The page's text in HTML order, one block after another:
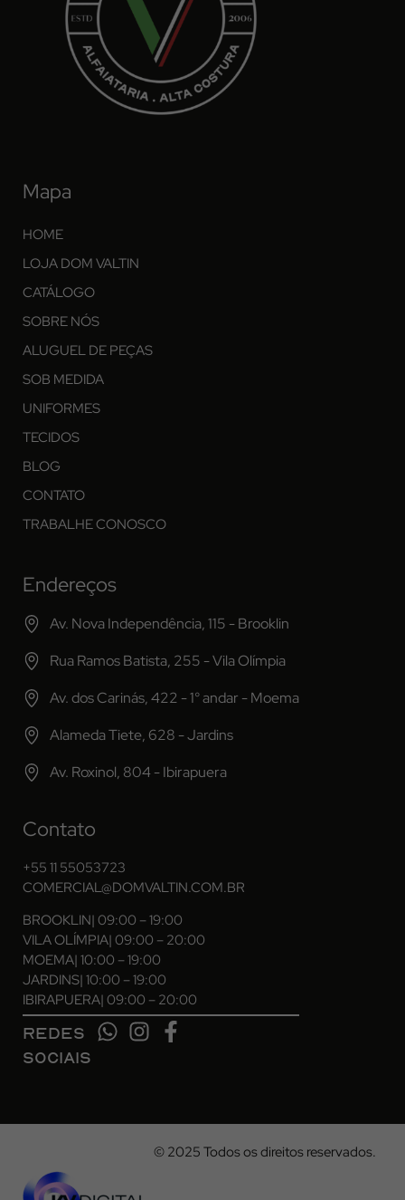
Mapa
HOME
LOJA DOM VALTIN
CATÁLOGO
SOBRE NÓS
ALUGUEL DE PEÇAS
SOB MEDIDA
UNIFORMES
TECIDOS
BLOG
CONTATO
TRABALHE CONOSCO
Endereços
Av. Nova Independência, 115 - Brooklin
Rua Ramos Batista, 255 - Vila Olímpia
Av. dos Carinás, 422 - 1° andar - Moema
Alameda Tiete, 628 - Jardins
Av. Roxinol, 804 - Ibirapuera
Contato
+55 11 55053723
COMERCIAL@DOMVALTIN.COM.BR
BROOKLIN| 09:00 – 19:00
VILA OLÍMPIA| 09:00 – 20:00
MOEMA| 10:00 – 19:00
JARDINS| 10:00 – 19:00
IBIRAPUERA| 09:00 – 20:00
REDES
SOCIAIS
© 2025 Todos os direitos reservados.